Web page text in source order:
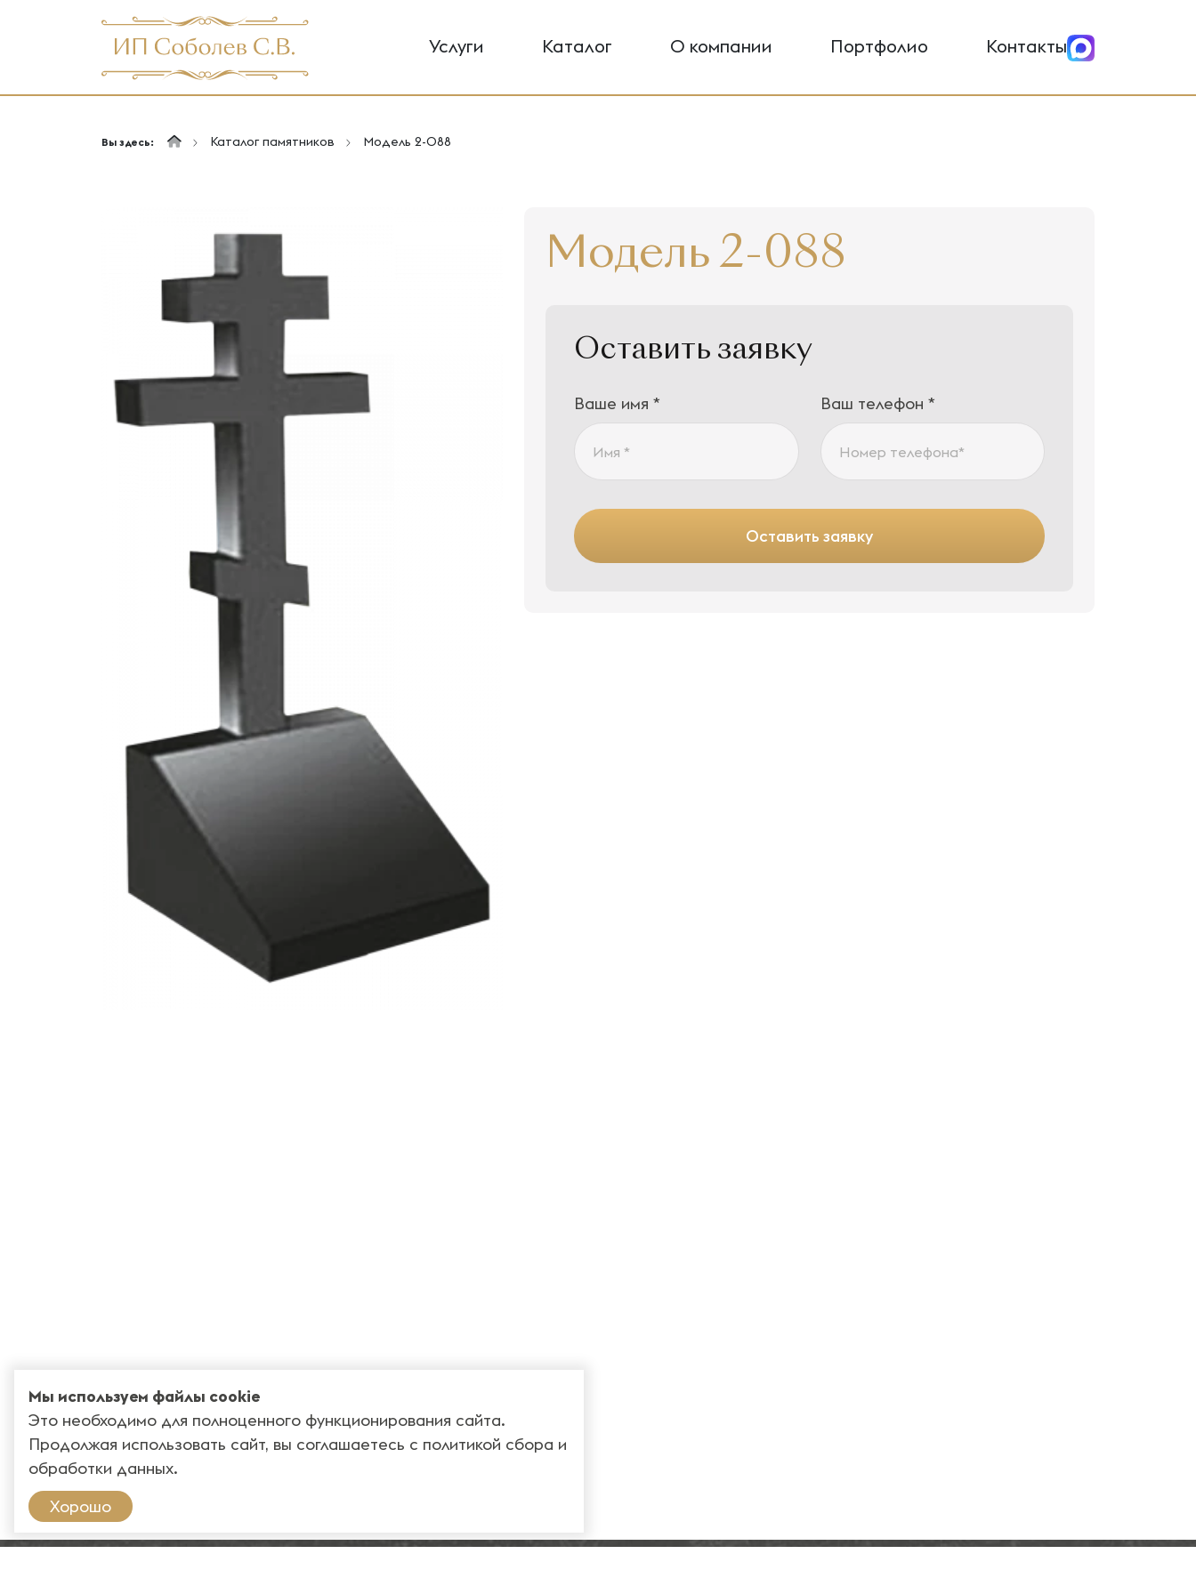
Услуги Каталог О компании Портфолио Контакты
Вы здесь: Каталог памятников Модель 2-088
Модель 2-088
Оставить заявку
Ваше имя * Ваш телефон *
Оставить заявку
Мы используем файлы cookie
Это необходимо для полноценного функционирования сайта.
Продолжая использовать сайт, вы соглашаетесь с политикой сбора и
обработки данных.
Хорошо